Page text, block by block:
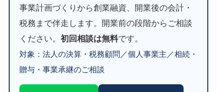
事業計画づくりから創業融資、開業後の会計・
税務まで伴走します。開業前の段階からご相談
ください。 初回相談は無料です。
対象：法人の決算・税務顧問／個人事業主／相続・
贈与・事業承継のご相談